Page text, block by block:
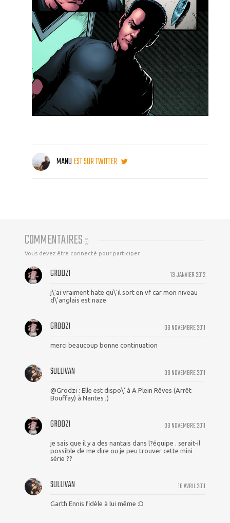
MANUEST SUR TWITTER
COMMENTAIRES (5)
Vous devez être connecté pour participer
13 JANVIER 2012
GRODZI
j\'ai vraiment hate qu\'il sort en vf car mon niveau
d\'anglais est naze
03 NOVEMBRE 2011
GRODZI
merci beaucoup bonne continuation
03 NOVEMBRE 2011
SULLIVAN
@Grodzi : Elle est dispo\' à A Plein Rêves (Arrêt
Bouffay) à Nantes ;)
03 NOVEMBRE 2011
GRODZI
je sais que il y a des nantais dans l?équipe . serait-il
possible de me dire ou je peu trouver cette mini
série ??
16 AVRIL 2011
SULLIVAN
Garth Ennis fidèle à lui même :D